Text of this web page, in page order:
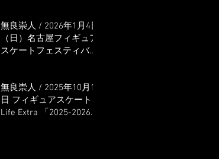
無良崇人 / 2026年1月4日
（日）名古屋フィギュア
スケートフェスティバル
無良崇人 / 2025年10月16
日 フィギュアスケート
Life Extra 「2025-2026